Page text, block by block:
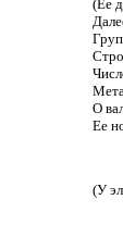
(Ее
О
Ее
(У